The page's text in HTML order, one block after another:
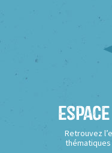
Retrouvez
thématiques